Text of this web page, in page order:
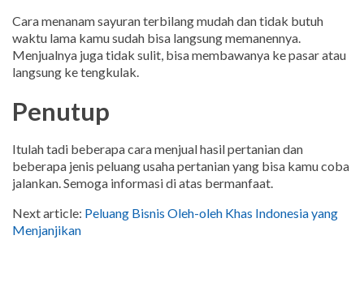
Cara menanam sayuran terbilang mudah dan tidak butuh
waktu lama kamu sudah bisa langsung memanennya.
Menjualnya juga tidak sulit, bisa membawanya ke pasar atau
langsung ke tengkulak.
Penutup
Itulah tadi beberapa cara menjual hasil pertanian dan
beberapa jenis peluang usaha pertanian yang bisa kamu coba
jalankan. Semoga informasi di atas bermanfaat.
Next article: Peluang Bisnis Oleh-oleh Khas Indonesia yang
Menjanjikan